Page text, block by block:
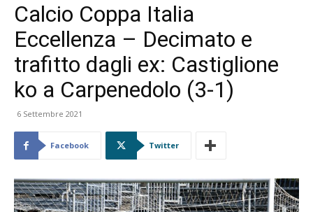
Calcio Coppa Italia
Eccellenza – Decimato e
trafitto dagli ex: Castiglione
ko a Carpenedolo (3-1)
6 Settembre 2021
Facebook Twitter